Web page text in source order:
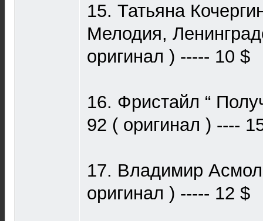
15. Татьяна
Мелодия,
оригинал ) ----- 10 $
16. Фристайл “
92 ( оригинал ) ----
17. Владимир
оригинал ) ----- 12 $